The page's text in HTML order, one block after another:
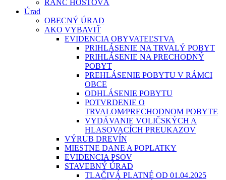
RANČ HOSŤOVÁ
Úrad
OBECNÝ ÚRAD
AKO VYBAVIŤ
EVIDENCIA OBYVATEĽSTVA
PRIHLÁSENIE NA TRVALÝ POBYT
PRIHLÁSENIE NA PRECHODNÝ
POBYT
PREHLÁSENIE POBYTU V RÁMCI
OBCE
ODHLÁSENIE POBYTU
POTVRDENIE O
TRVALOM⁄PRECHODNOM POBYTE
VYDÁVANIE VOLIČSKÝCH A
HLASOVACÍCH PREUKAZOV
VÝRUB DREVÍN
MIESTNE DANE A POPLATKY
EVIDENCIA PSOV
STAVEBNÝ ÚRAD
TLAČIVÁ PLATNÉ OD 01.04.2025